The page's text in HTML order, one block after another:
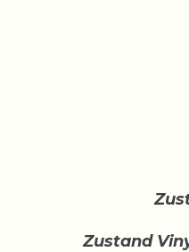
Zustand